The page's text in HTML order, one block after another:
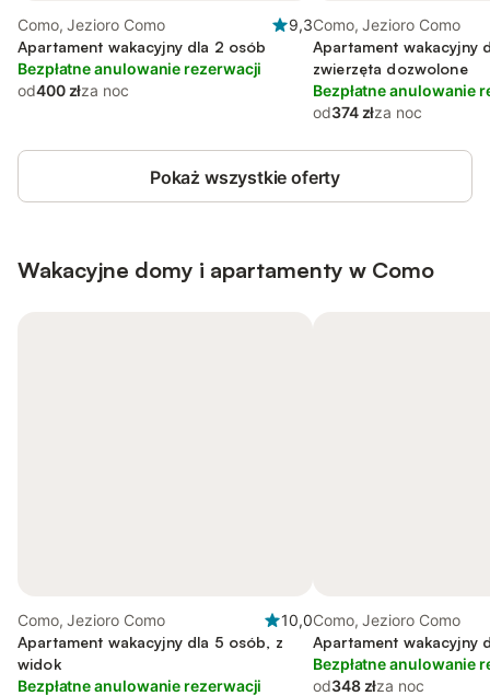
Como, Jezioro Como
9,3
Apartament wakacyjny dla 2 osób
Bezpłatne anulowanie rezerwacji
od400 złza noc
Como, Jezioro Como
Apartament wakacyjny
zwierzęta dozwolone
Bezpłatne anulowanie
od374 złza noc
Pokaż wszystkie oferty
Wakacyjne domy i apartamenty w Como
Como, Jezioro Como
10,0
Apartament wakacyjny dla 5 osób, z
widok
Bezpłatne anulowanie rezerwacji
Como, Jezioro Como
Apartament wakacyjny
Bezpłatne anulowanie
od348 złza noc